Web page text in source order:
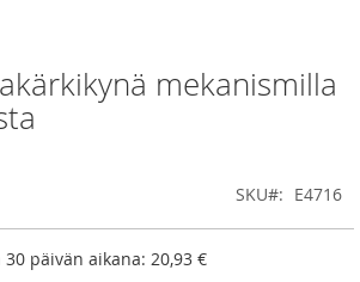
mekanismilla
SKU E4716
päivän aikana: 20,93 €